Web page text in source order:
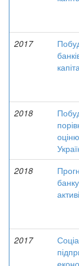
2017
2018
2018
2017